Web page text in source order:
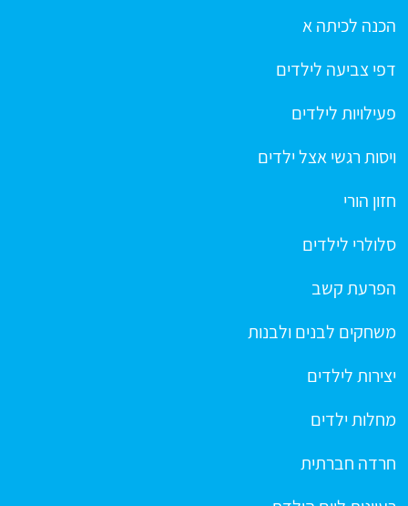
הכנה לכיתה א
דפי צביעה לילדים
פעילויות לילדים
ויסות רגשי אצל ילדים
חזון הורי
סלולרי לילדים
הפרעת קשב
משחקים לבנים ולבנות
יצירות לילדים
מחלות ילדים
חרדה חברתית